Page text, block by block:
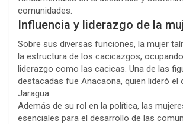
comunidades.
Influencia y liderazgo de la
Sobre sus diversas funciones, la mujer
la estructura de los cacicazgos,
liderazgo como las cacicas. Una de las
destacadas fue Anacaona, quien lideró el
Jaragua.
Además de su rol en la política, las
esenciales para el desarrollo de las